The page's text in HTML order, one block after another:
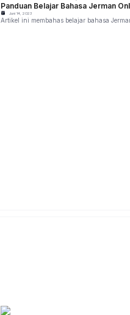
Panduan Belajar Bahasa Jerman
Juni 14, 2023
Artikel ini membahas belajar bahasa